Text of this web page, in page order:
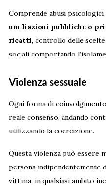
Comprende abusi psicologici
umiliazioni pubbliche o
ricatti, controllo delle
sociali comportando
Violenza sessuale
Ogni forma di
reale consenso, andando
utilizzando la coercizione.
Questa violenza può essere
persona indipendentemente
vittima, in qualsiasi ambito